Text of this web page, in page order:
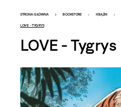
Bookstore
-
szablon
STRONA GŁÓWNA BOOKSTORE KSIĄŻKI
LOVE - TYGRYS
LOVE - Tygrys